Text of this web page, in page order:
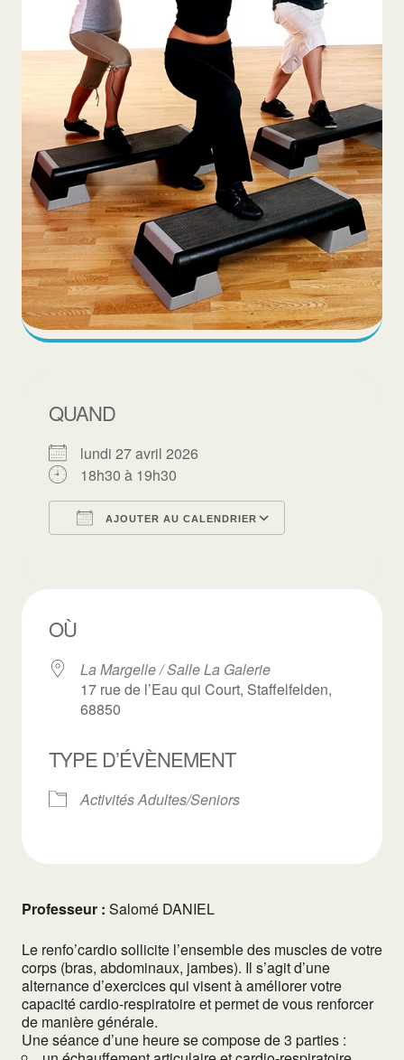
QUAND
lundi 27 avril 2026
18h30 à 19h30
AJOUTER AU CALENDRIER
OÙ
La Margelle / Salle La Galerie
17 rue de l’Eau qui Court, Staffelfelden,
68850
TYPE D’ÉVÈNEMENT
Activités Adultes/Seniors
Professeur : Salomé DANIEL
Le renfo’cardio sollicite l’ensemble des muscles de votre
corps (bras, abdominaux, jambes). Il s’agit d’une
alternance d’exercices qui visent à améliorer votre
capacité cardio-respiratoire et permet de vous renforcer
de manière générale.
Une séance d’une heure se compose de 3 parties :